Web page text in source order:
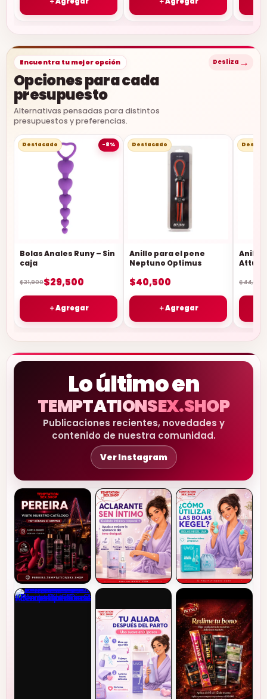
Encuentra tu mejor opción
Opciones para cada
presupuesto
Alternativas pensadas para distintos
presupuestos y preferencias.
Desliza →
Destacado -8%
Bolas Anales Runy – Sin
caja
$31,900$29,500
＋Agregar
Destacado
Anillo para el pene
Neptuno Optimus
$40,500
＋Agregar
Anillo
Attum
$44,900
Lo último en
TEMPTATIONSEX.SHOP
Publicaciones recientes, novedades y
contenido de nuestra comunidad.
Ver Instagram